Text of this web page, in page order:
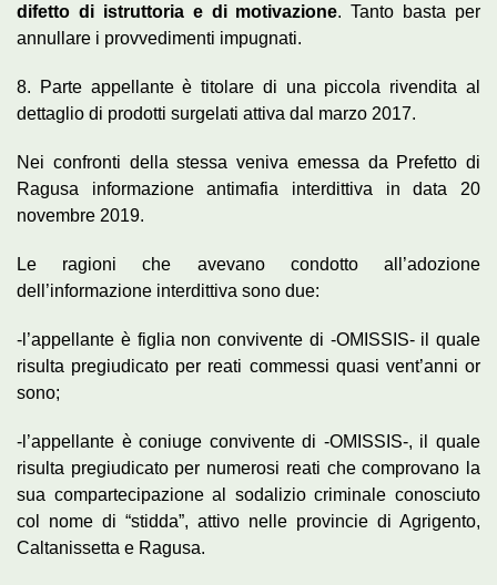
difetto di istruttoria e di motivazione. Tanto basta per
annullare i provvedimenti impugnati.
8. Parte appellante è titolare di una piccola rivendita al
dettaglio di prodotti surgelati attiva dal marzo 2017.
Nei confronti della stessa veniva emessa da Prefetto di
Ragusa informazione antimafia interdittiva in data 20
novembre 2019.
Le ragioni che avevano condotto all’adozione
dell’informazione interdittiva sono due:
-l’appellante è figlia non convivente di -OMISSIS- il quale
risulta pregiudicato per reati commessi quasi vent’anni or
sono;
-l’appellante è coniuge convivente di -OMISSIS-, il quale
risulta pregiudicato per numerosi reati che comprovano la
sua compartecipazione al sodalizio criminale conosciuto
col nome di “stidda”, attivo nelle provincie di Agrigento,
Caltanissetta e Ragusa.